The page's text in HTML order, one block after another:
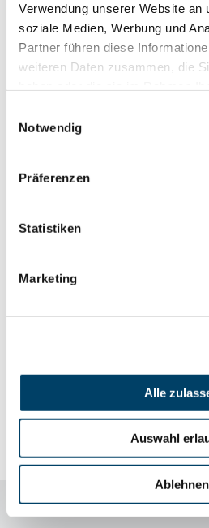
Verwendung unserer Website an
soziale Medien, Werbung und
Partner führen diese
weiteren Daten zusammen, die
Notwendig
Präferenzen
Statistiken
Marketing
Alle
Auswahl
Ablehnen
misst die vertikale Distanz
Peak und dem tiefsten Tal
Messlängen entlang der
einer Oberfläche, da er die
des Teils problematisch sein
Beide Werte sind entscheidend
bei der Endkontrolle von
entsprechen.
Zurück zur Übersicht